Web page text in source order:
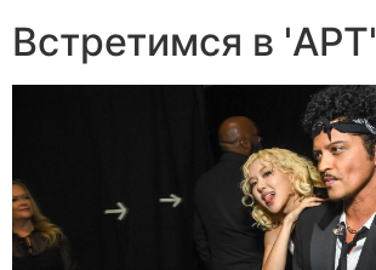
Встретимся в 'APT'